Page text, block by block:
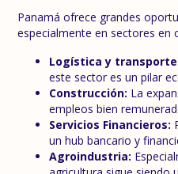
Panamá ofrece grandes
especialmente en sectores
Logística y
este sector es un pilar
Construcción: La
empleos bien
Servicios Financieros:
un hub bancario y
Agroindustria: